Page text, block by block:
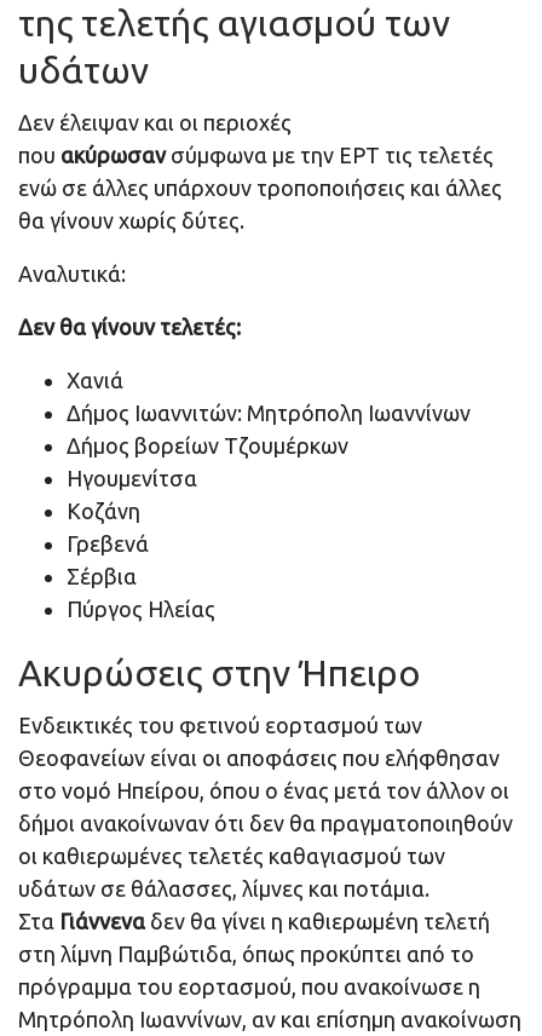
της τελετής αγιασμού των
υδάτων
Δεν έλειψαν και οι περιοχές
που ακύρωσανσύμφωνα με την ΕΡΤ τις τελετές
ενώ σε άλλες υπάρχουν τροποποιήσεις και άλλες
θα γίνουν χωρίς δύτες.
Αναλυτικά:
Δεν θα γίνουν τελετές:
Χανιά
Δήμος Ιωαννιτών: Μητρόπολη Ιωαννίνων
Δήμος βορείων Τζουμέρκων
Ηγουμενίτσα
Κοζάνη
Γρεβενά
Σέρβια
Πύργος Ηλείας
Ακυρώσεις στην Ήπειρο
Ενδεικτικές του φετινού εορτασμού των
Θεοφανείων είναι οι αποφάσεις που ελήφθησαν
στο νομό Ηπείρου, όπου ο ένας μετά τον άλλον οι
δήμοι ανακοίνωναν ότι δεν θα πραγματοποιηθούν
οι καθιερωμένες τελετές καθαγιασμού των
υδάτων σε θάλασσες, λίμνες και ποτάμια.
Στα Γιάννεναδεν θα γίνει η καθιερωμένη τελετή
στη λίμνη Παμβώτιδα, όπως προκύπτει από το
πρόγραμμα του εορτασμού, που ανακοίνωσε η
Μητρόπολη Ιωαννίνων, αν και επίσημη ανακοίνωση